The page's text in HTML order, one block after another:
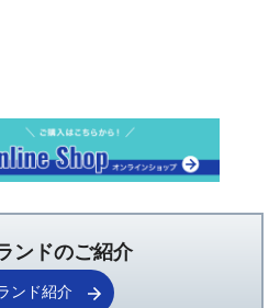
ンドのご紹介
ンド紹介